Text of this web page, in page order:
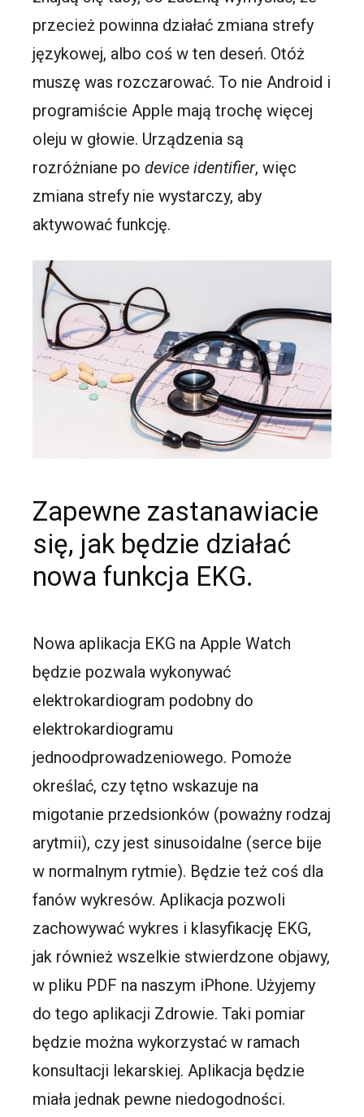
przecież powinna działać zmiana strefy
językowej, albo coś w ten deseń. Otóż
muszę was rozczarować. To nie Android i
programiście Apple mają trochę więcej
oleju w głowie. Urządzenia są
rozróżniane podevice identifier, więc
zmiana strefy nie wystarczy, aby
aktywować funkcję.
Zapewne zastanawiacie
się, jak będzie działać
nowa funkcja EKG.
Nowa aplikacja EKG na Apple Watch
będzie pozwala wykonywać
elektrokardiogram podobny do
elektrokardiogramu
jednoodprowadzeniowego. Pomoże
określać, czy tętno wskazuje na
migotanie przedsionków (poważny rodzaj
arytmii), czy jest sinusoidalne (serce bije
w normalnym rytmie). Będzie też coś dla
fanów wykresów. Aplikacja pozwoli
zachowywać wykres i klasyfikację EKG,
jak również wszelkie stwierdzone objawy,
w pliku PDF na naszym iPhone. Użyjemy
do tego aplikacji Zdrowie. Taki pomiar
będzie można wykorzystać w ramach
konsultacji lekarskiej. Aplikacja będzie
miała jednak pewne niedogodności.